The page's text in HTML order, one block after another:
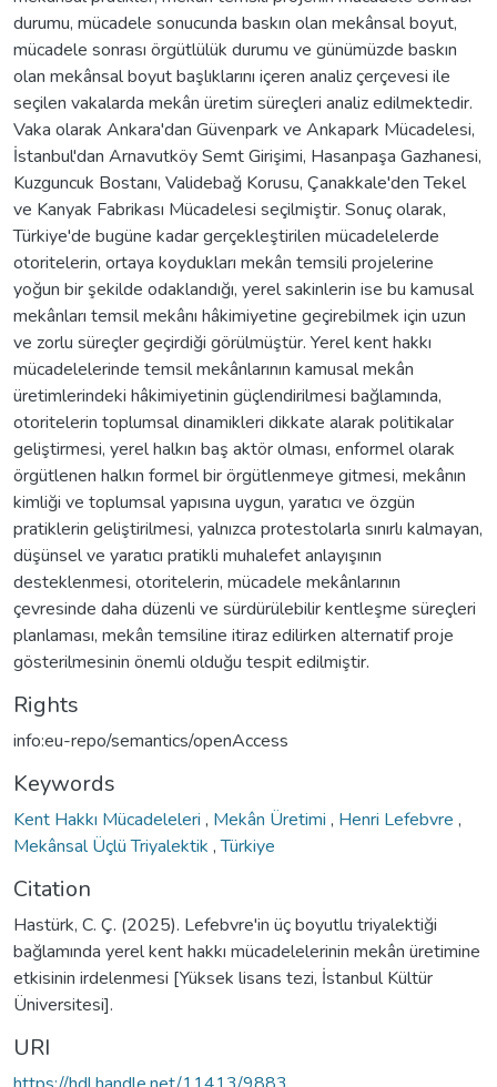
durumu, mücadele sonucunda baskın olan mekânsal boyut,
mücadele sonrası örgütlülük durumu ve günümüzde baskın
olan mekânsal boyut başlıklarını içeren analiz çerçevesi ile
seçilen vakalarda mekân üretim süreçleri analiz edilmektedir.
Vaka olarak Ankara'dan Güvenpark ve Ankapark Mücadelesi,
İstanbul'dan Arnavutköy Semt Girişimi, Hasanpaşa Gazhanesi,
Kuzguncuk Bostanı, Validebağ Korusu, Çanakkale'den Tekel
ve Kanyak Fabrikası Mücadelesi seçilmiştir. Sonuç olarak,
Türkiye'de bugüne kadar gerçekleştirilen mücadelelerde
otoritelerin, ortaya koydukları mekân temsili projelerine
yoğun bir şekilde odaklandığı, yerel sakinlerin ise bu kamusal
mekânları temsil mekânı hâkimiyetine geçirebilmek için uzun
ve zorlu süreçler geçirdiği görülmüştür. Yerel kent hakkı
mücadelelerinde temsil mekânlarının kamusal mekân
üretimlerindeki hâkimiyetinin güçlendirilmesi bağlamında,
otoritelerin toplumsal dinamikleri dikkate alarak politikalar
geliştirmesi, yerel halkın baş aktör olması, enformel olarak
örgütlenen halkın formel bir örgütlenmeye gitmesi, mekânın
kimliği ve toplumsal yapısına uygun, yaratıcı ve özgün
pratiklerin geliştirilmesi, yalnızca protestolarla sınırlı kalmayan,
düşünsel ve yaratıcı pratikli muhalefet anlayışının
desteklenmesi, otoritelerin, mücadele mekânlarının
çevresinde daha düzenli ve sürdürülebilir kentleşme süreçleri
planlaması, mekân temsiline itiraz edilirken alternatif proje
gösterilmesinin önemli olduğu tespit edilmiştir.
Rights
info:eu-repo/semantics/openAccess
Keywords
Kent Hakkı Mücadeleleri , Mekân Üretimi , Henri Lefebvre ,
Mekânsal Üçlü Triyalektik ,Türkiye
Citation
Hastürk, C. Ç. (2025). Lefebvre'in üç boyutlu triyalektiği
bağlamında yerel kent hakkı mücadelelerinin mekân üretimine
etkisinin irdelenmesi [Yüksek lisans tezi, İstanbul Kültür
Üniversitesi].
URI